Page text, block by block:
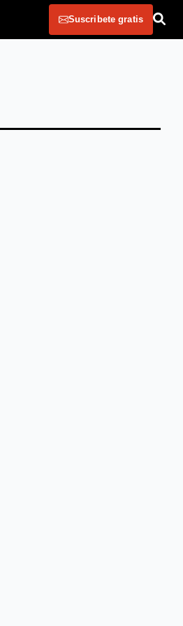
Suscribete gratis